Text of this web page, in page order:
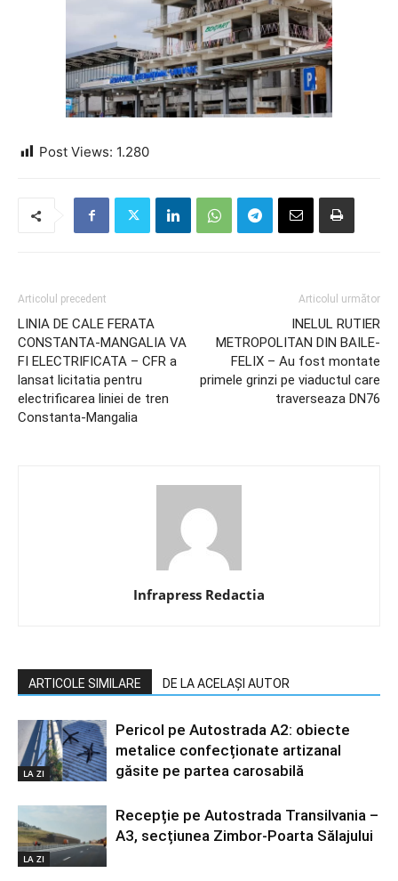
Post Views: 1.280
Articolul precedent
LINIA DE CALE FERATA
CONSTANTA-MANGALIA VA
FI ELECTRIFICATA – CFR a
lansat licitatia pentru
electrificarea liniei de tren
Constanta-Mangalia
Articolul următor
INELUL RUTIER
METROPOLITAN DIN BAILE-
FELIX – Au fost montate
primele grinzi pe viaductul care
traverseaza DN76
Infrapress Redactia
ARTICOLE SIMILARE DE LA ACELAȘI AUTOR
LA ZI
Pericol pe Autostrada A2: obiecte
metalice confecționate artizanal
găsite pe partea carosabilă
LA ZI
Recepție pe Autostrada Transilvania –
A3, secțiunea Zimbor-Poarta Sălajului